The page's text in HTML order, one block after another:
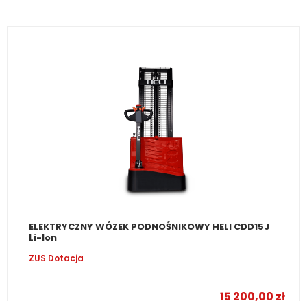
ELEKTRYCZNY WÓZEK PODNOŚNIKOWY HELI CDD15J
Li-Ion
ZUS Dotacja
15 200,00 zł